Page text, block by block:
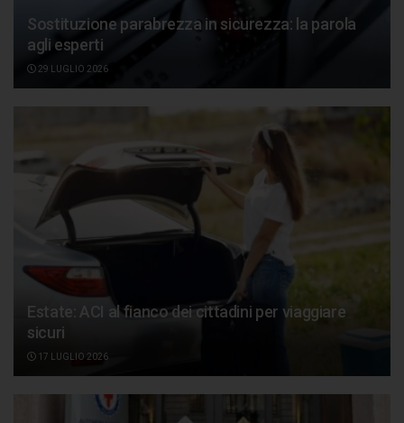
Sostituzione parabrezza in sicurezza: la parola
agli esperti
29 LUGLIO 2026
Estate: ACI al fianco dei cittadini per viaggiare
sicuri
17 LUGLIO 2026